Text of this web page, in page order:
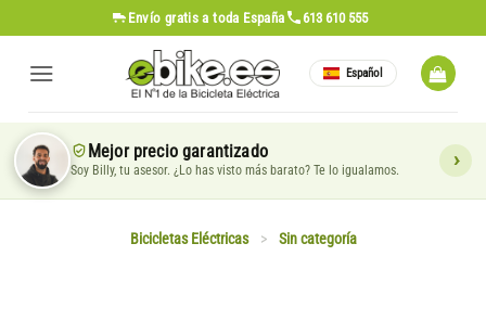
al
contenido
Envío gratis a toda España 613 610 555
Español
Mejor precio garantizado
Soy Billy, tu asesor. ¿Lo has visto más barato? Te lo igualamos.
Bicicletas Eléctricas > Sin categoría